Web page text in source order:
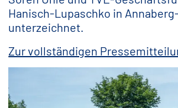
Hanisch-Lupaschko in
unterzeichnet.
Zur vollständigen